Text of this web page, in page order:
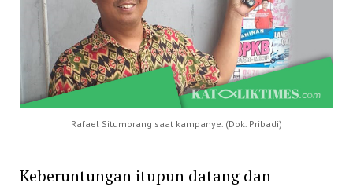
Rafael Situmorang saat kampanye. (Dok. Pribadi)
Keberuntungan itupun datang dan